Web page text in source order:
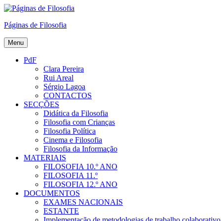
Skip
content
Páginas de Filosofia
Menu
PdF
Clara Pereira
Rui Areal
Sérgio Lagoa
CONTACTOS
SECÇÕES
Didática da Filosofia
Filosofia com Crianças
Filosofia Política
Cinema e Filosofia
Filosofia da Informação
MATERIAIS
FILOSOFIA 10.º ANO
FILOSOFIA 11.º
FILOSOFIA 12.º ANO
DOCUMENTOS
EXAMES NACIONAIS
ESTANTE